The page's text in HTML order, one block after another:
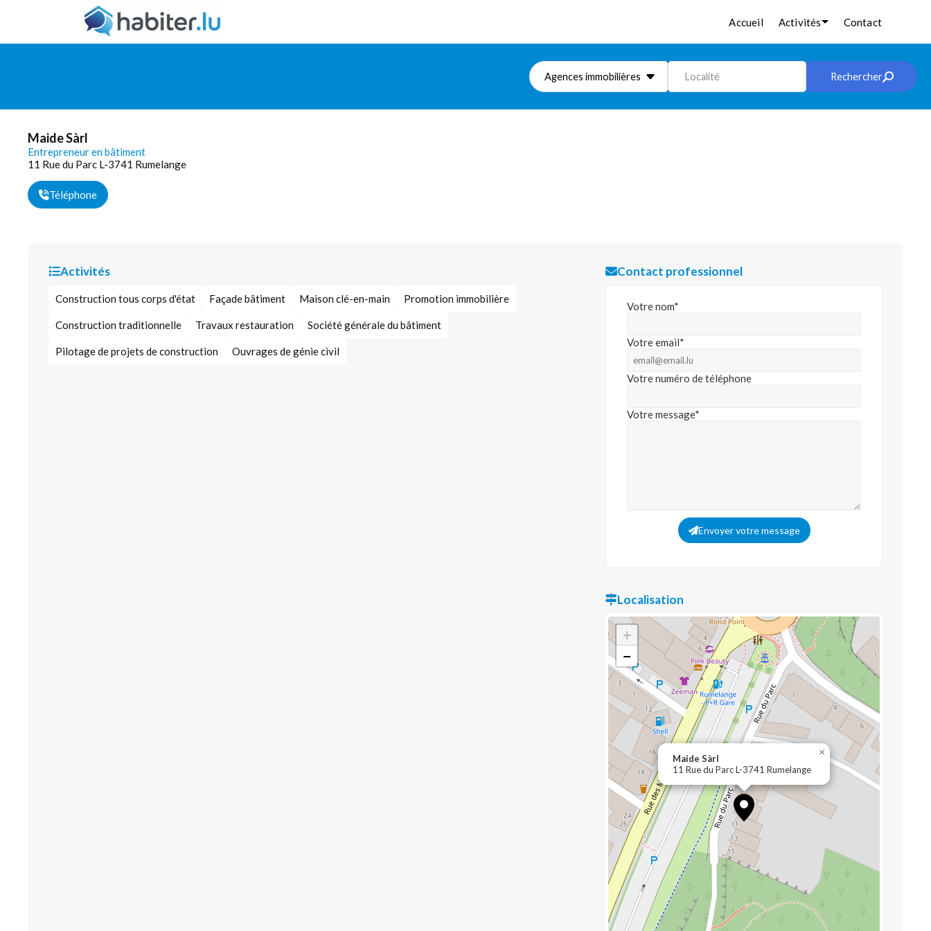
Accueil Activités Contact
Agences immobilières Localité Rechercher
Maide Sàrl
Entrepreneur en bâtiment
11 Rue du Parc L-3741 Rumelange
Téléphone
Activités
Construction tous corps d'état Façade bâtiment Maison clé-en-main Promotion immobilière
Construction traditionnelle Travaux restauration Société générale du bâtiment
Pilotage de projets de construction Ouvrages de génie civil
Contact professionnel
Votre nom*
Votre email*
Votre numéro de téléphone
Votre message*
Envoyer votre message
Localisation
Maide Sàrl
11 Rue du Parc L-3741 Rumelange
×
+
−